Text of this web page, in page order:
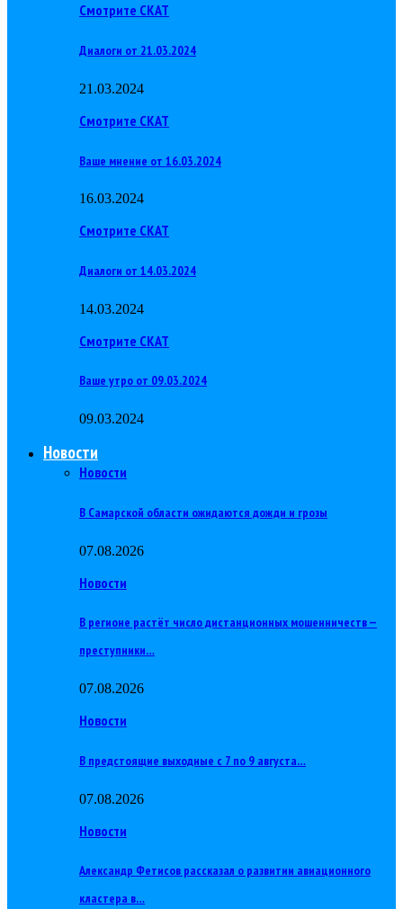
Смотрите СКАТ
Диалоги от 21.03.2024
21.03.2024
Смотрите СКАТ
Ваше мнение от 16.03.2024
16.03.2024
Смотрите СКАТ
Диалоги от 14.03.2024
14.03.2024
Смотрите СКАТ
Ваше утро от 09.03.2024
09.03.2024
Новости
Новости
В Самарской области ожидаются дожди и грозы
07.08.2026
Новости
В регионе растёт число дистанционных мошенничеств —
преступники…
07.08.2026
Новости
В предстоящие выходные с 7 по 9 августа…
07.08.2026
Новости
Александр Фетисов рассказал о развитии авиационного
кластера в…